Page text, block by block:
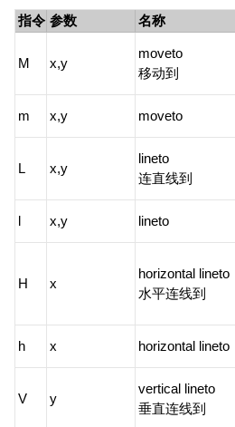
指令 参数 名称
M x,y
moveto
移动到
m x,y moveto
L x,y
lineto
连直线到
l x,y lineto
H x
horizontal lineto
水平连线到
h x horizontal lineto
V y
vertical lineto
垂直连线到